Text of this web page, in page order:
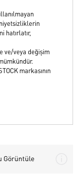
hatırlatır,
ve/veya değişim
markasının
Görüntüle